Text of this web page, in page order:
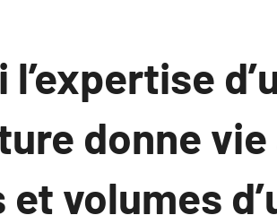
l’expertise
donne vie
volumes